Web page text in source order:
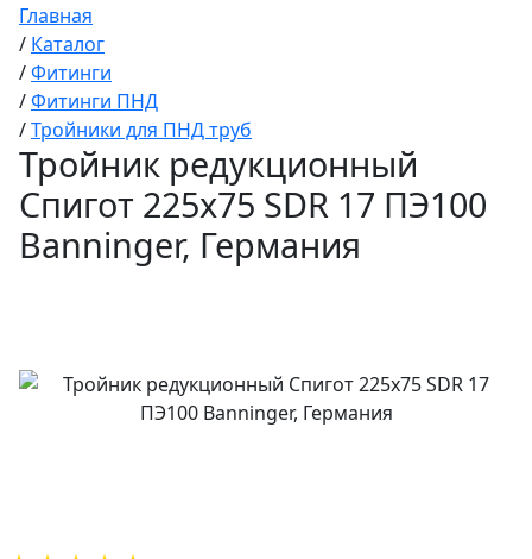
Главная
/ Каталог
/Фитинги
/Фитинги ПНД
/Тройники для ПНД труб
Тройник редукционный
Спигот 225х75 SDR 17 ПЭ100
Banninger, Германия